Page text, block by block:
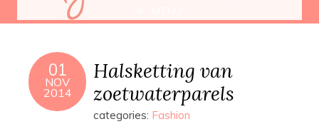
01
NOV
2014
Halsketting van
zoetwaterparels
categories: Fashion